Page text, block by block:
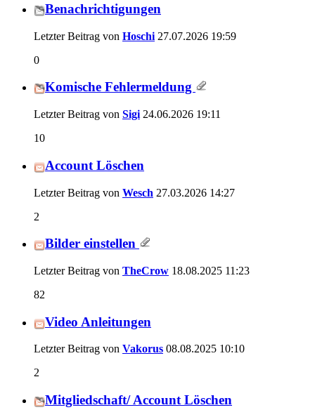
Benachrichtigungen
Letzter Beitrag von Hoschi 27.07.2026 19:59
0
Komische Fehlermeldung
Letzter Beitrag von Sigi 24.06.2026 19:11
10
Account Löschen
Letzter Beitrag von Wesch 27.03.2026 14:27
2
Bilder einstellen
Letzter Beitrag von TheCrow 18.08.2025 11:23
82
Video Anleitungen
Letzter Beitrag von Vakorus 08.08.2025 10:10
2
Mitgliedschaft/ Account Löschen